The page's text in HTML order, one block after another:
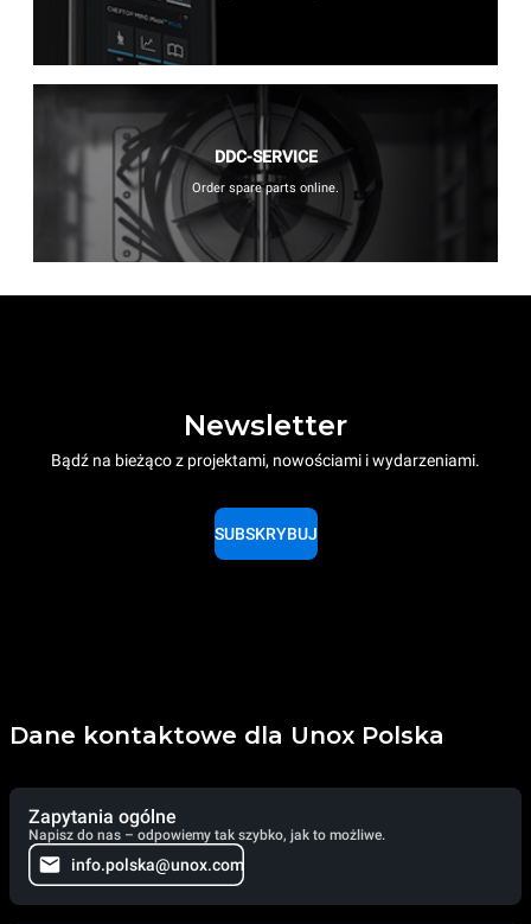
DDC-SERVICE
Order spare parts online.
Newsletter
Bądź na bieżąco z projektami, nowościami i wydarzeniami.
SUBSKRYBUJ
Dane kontaktowe dla Unox Polska
Zapytania ogólne
Napisz do nas – odpowiemy tak szybko, jak to możliwe.
info.polska@unox.com